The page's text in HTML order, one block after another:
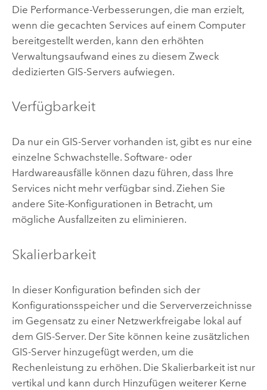
Die Performance-Verbesserungen, die man erzielt,
wenn die gecachten Services auf einem Computer
bereitgestellt werden, kann den erhöhten
Verwaltungsaufwand eines zu diesem Zweck
dedizierten GIS-Servers aufwiegen.
Verfügbarkeit
Da nur ein GIS-Server vorhanden ist, gibt es nur eine
einzelne Schwachstelle. Software- oder
Hardwareausfälle können dazu führen, dass Ihre
Services nicht mehr verfügbar sind. Ziehen Sie
andere Site-Konfigurationen in Betracht, um
mögliche Ausfallzeiten zu eliminieren.
Skalierbarkeit
In dieser Konfiguration befinden sich der
Konfigurationsspeicher und die Serververzeichnisse
im Gegensatz zu einer Netzwerkfreigabe lokal auf
dem GIS-Server. Der Site können keine zusätzlichen
GIS-Server hinzugefügt werden, um die
Rechenleistung zu erhöhen. Die Skalierbarkeit ist nur
vertikal und kann durch Hinzufügen weiterer Kerne